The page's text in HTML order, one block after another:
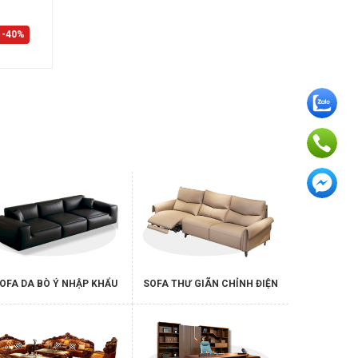
-40%
DA BÒ Ý NHẬP KHẨU SOFA THƯ GIÃN CHỈNH ĐIỆN